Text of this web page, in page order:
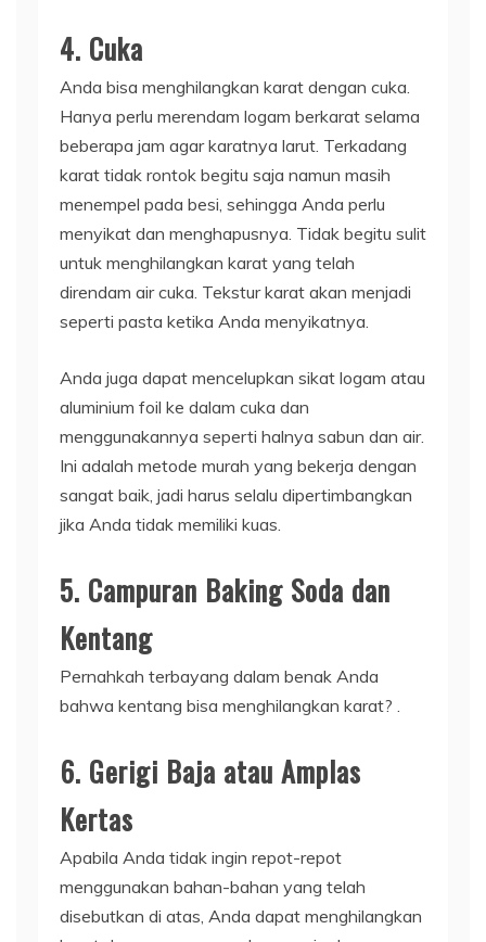
4. Cuka
Anda bisa menghilangkan karat dengan cuka.
Hanya perlu merendam logam berkarat selama
beberapa jam agar karatnya larut. Terkadang
karat tidak rontok begitu saja namun masih
menempel pada besi, sehingga Anda perlu
menyikat dan menghapusnya. Tidak begitu sulit
untuk menghilangkan karat yang telah
direndam air cuka. Tekstur karat akan menjadi
seperti pasta ketika Anda menyikatnya.
Anda juga dapat mencelupkan sikat logam atau
aluminium foil ke dalam cuka dan
menggunakannya seperti halnya sabun dan air.
Ini adalah metode murah yang bekerja dengan
sangat baik, jadi harus selalu dipertimbangkan
jika Anda tidak memiliki kuas.
5. Campuran Baking Soda dan
Kentang
Pernahkah terbayang dalam benak Anda
bahwa kentang bisa menghilangkan karat? .
6. Gerigi Baja atau Amplas
Kertas
Apabila Anda tidak ingin repot-repot
menggunakan bahan-bahan yang telah
disebutkan di atas, Anda dapat menghilangkan